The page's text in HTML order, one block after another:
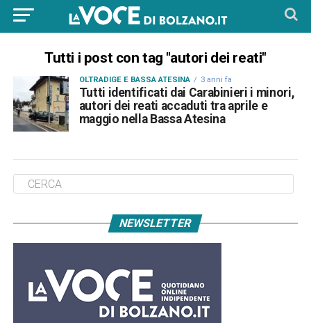
Tutti i post con tag "autori dei reati"
OLTRADIGE E BASSA ATESINA 3 anni fa
Tutti identificati dai Carabinieri i minori,
autori dei reati accaduti tra aprile e
maggio nella Bassa Atesina
NEWSLETTER